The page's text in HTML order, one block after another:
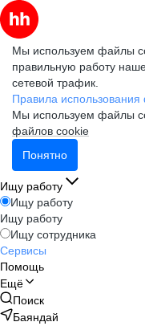
Мы используем файлы
правильную работу
сетевой трафик.
Правила
Мы используем файлы
файлов cookie
Понятно
Ищу работу
Ищу работу
Ищу работу
Ищу сотрудника
Сервисы
Помощь
Ещё
Поиск
Баяндай